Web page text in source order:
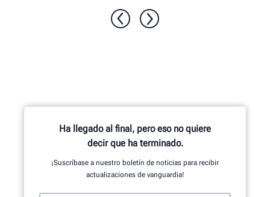
OBTENGA MÁS INFORMACIÓN
Ha llegado al final, pero eso no quiere
decir que ha terminado.
¡Suscríbase a nuestro boletín de noticias para recibir
actualizaciones de vanguardia!